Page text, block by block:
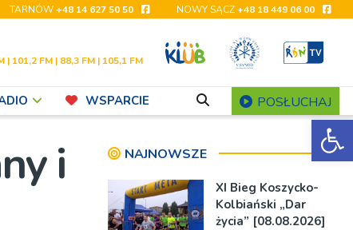
TARNÓW+48 14 627 50 50 NOWY SĄCZ+48 18 449 06 00
| 101,2 FM | 88,3 FM | 105,1 FM
WSPARCIE POSŁUCHAJ
i
NAJNOWSZE
XI Bieg Koszycko-
Kolbiański „Dar
życia” [08.08.2026]